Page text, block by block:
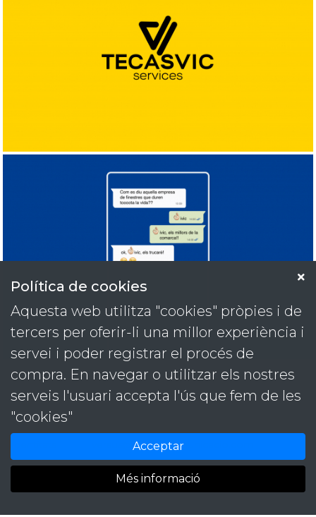
Política de cookies
Aquesta web utilitza "cookies" pròpies i de
tercers per oferir-li una millor experiència i
servei i poder registrar el procés de
compra. En navegar o utilitzar els nostres
serveis l'usuari accepta l'ús que fem de les
"cookies"
Acceptar
Més informació
Projectes
Serveis
Contacta
versus@versuscomunicacio.com
© Versus Comunicació Integral - Política de cookies